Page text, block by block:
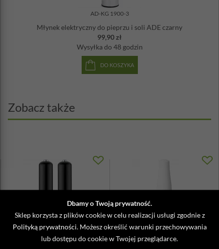
Dbamy o Twoją prywatność.
Sklep korzysta z plików cookie w celu realizacji usługi zgodnie z
Polityką prywatności . Możesz określić warunki przechowywania
lub dostępu do cookie w Twojej przeglądarce.
Zasilanie: bateria AAA - 6 sztuk (dołączone)
Materiał: stal nierdzewna, tworzywo sztuczne ABS, ceramika
AD-KG 1900-3
Młynek elektryczny do pieprzu i soli ADE czarny
99,90 zł
Wysyłka do 48 godzin
DO KOSZYKA
Zobacz także
Młynki elektryczne do soli i
Młynek elektryczny do ziół i